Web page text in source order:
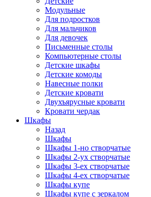
Модульные
Для подростков
Для мальчиков
Для девочек
Письменные столы
Компьютерные столы
Детские шкафы
Детские комоды
Навесные полки
Детские кровати
Двухъярусные кровати
Кровати чердак
Шкафы
Назад
Шкафы
Шкафы 1-но створчатые
Шкафы 2-ух створчатые
Шкафы 3-ех створчатые
Шкафы 4-ех створчатые
Шкафы купе
Шкафы купе с зеркалом